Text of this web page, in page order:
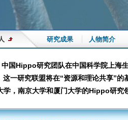
研究成果 人物简介
国Hippo研究团队在中国科学院上海
一研究联盟将在“资源和理论共享”
学，南京大学和厦门大学的Hippo研